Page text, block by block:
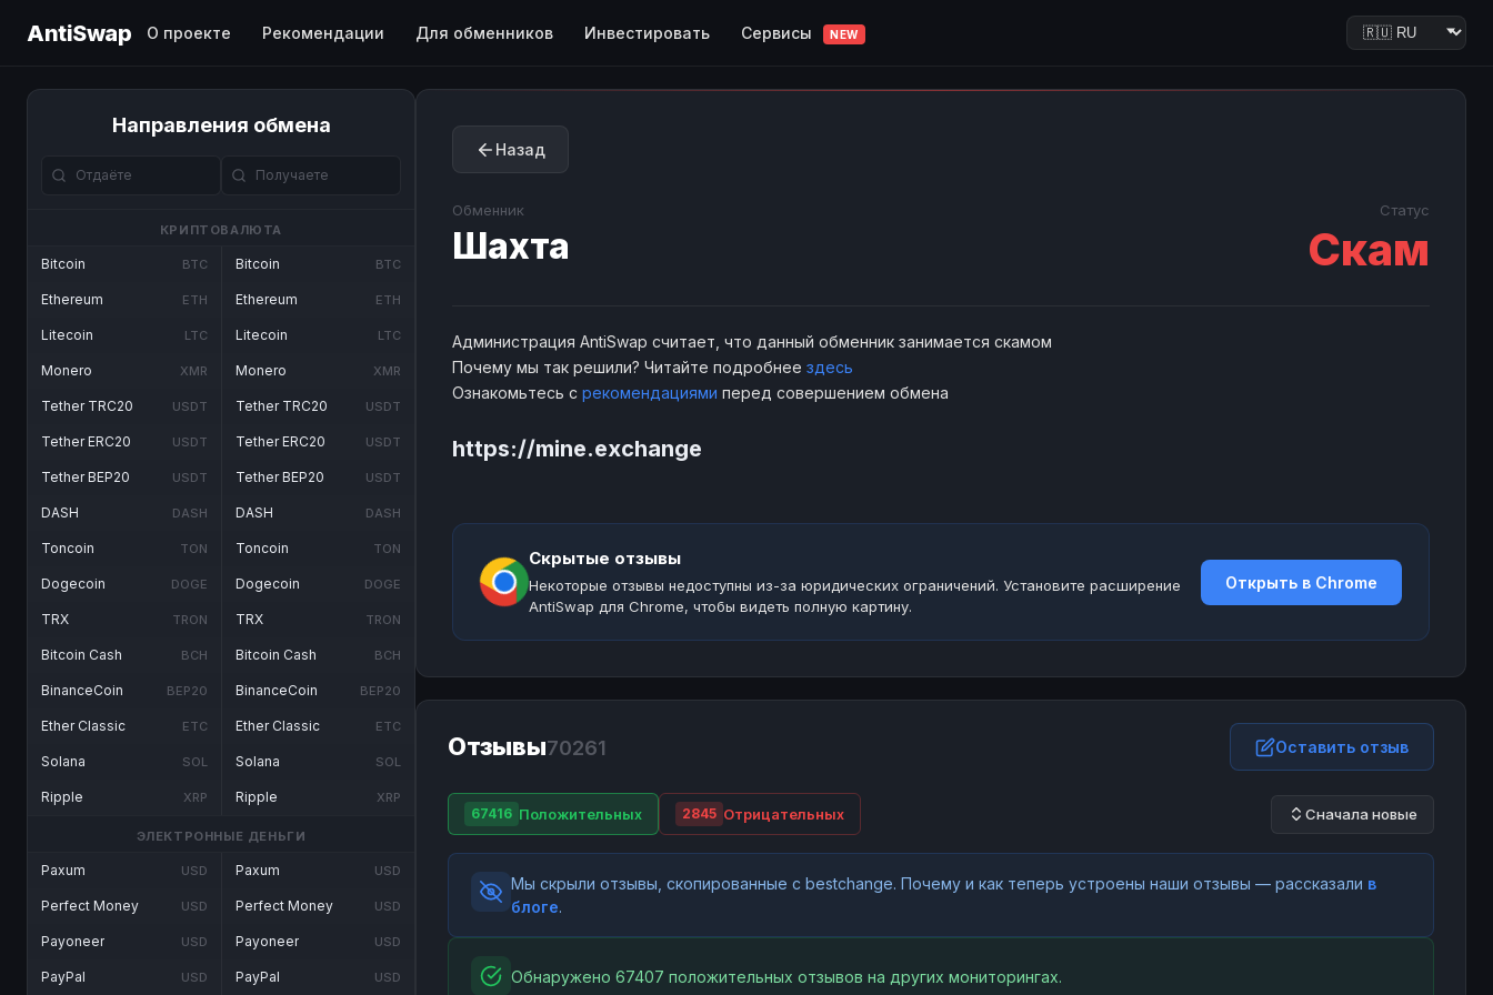
AntiSwap О проекте Рекомендации Для обменников Инвестировать Сервисы NEW
Направления обмена
КРИПТОВАЛЮТА
Bitcoin BTC
Ethereum ETH
Litecoin LTC
Monero XMR
Tether TRC20 USDT
Tether ERC20 USDT
Tether BEP20 USDT
DASH DASH
Toncoin TON
Dogecoin DOGE
TRX TRON
Bitcoin Cash BCH
BinanceCoin BEP20
Ether Classic ETC
Solana SOL
Ripple XRP
Bitcoin BTC
Ethereum ETH
Litecoin LTC
Monero XMR
Tether TRC20 USDT
Tether ERC20 USDT
Tether BEP20 USDT
DASH DASH
Toncoin TON
Dogecoin DOGE
TRX TRON
Bitcoin Cash BCH
BinanceCoin BEP20
Ether Classic ETC
Solana SOL
Ripple XRP
ЭЛЕКТРОННЫЕ ДЕНЬГИ
Paxum USD
Perfect Money USD
Payoneer USD
PayPal USD
Paxum USD
Perfect Money USD
Payoneer USD
PayPal USD
Назад
Обменник
Шахта
Статус
Скам
Администрация AntiSwap считает, что данный обменник занимается скамом
Почему мы так решили? Читайте подробнее здесь
Ознакомьтесь с рекомендациями перед совершением обмена
https://mine.exchange
Скрытые отзывы
Некоторые отзывы недоступны из-за юридических ограничений. Установите расширение
AntiSwap для Chrome, чтобы видеть полную картину.
Открыть в Chrome
Отзывы70261 Оставить отзыв
67416 Положительных 2845 Отрицательных Сначала новые
Мы скрыли отзывы, скопированные с bestchange. Почему и как теперь устроены наши отзывы — рассказали в
блоге.
Обнаружено 67407 положительных отзывов на других мониторингах.